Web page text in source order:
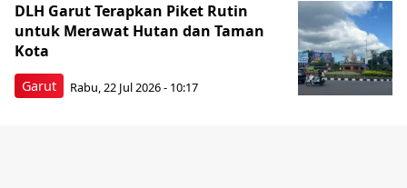
Garut
DLH Garut Terapkan Piket Rutin
untuk Merawat Hutan dan Taman
Kota
Rabu, 22 Jul 2026 - 10:17